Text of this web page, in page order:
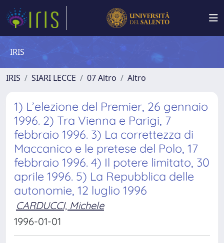
IRIS
IRIS SIARI LECCE 07 Altro Altro
1) L’elezione del Premier, 26 gennaio
1996. 2) Tra Vienna e Parigi, 7
febbraio 1996. 3) La correttezza di
Maccanico e le pretese del Polo, 17
febbraio 1996. 4) Il potere limitato, 30
aprile 1996. 5) La Repubblica delle
autonomie, 12 luglio 1996
CARDUCCI, Michele
1996-01-01